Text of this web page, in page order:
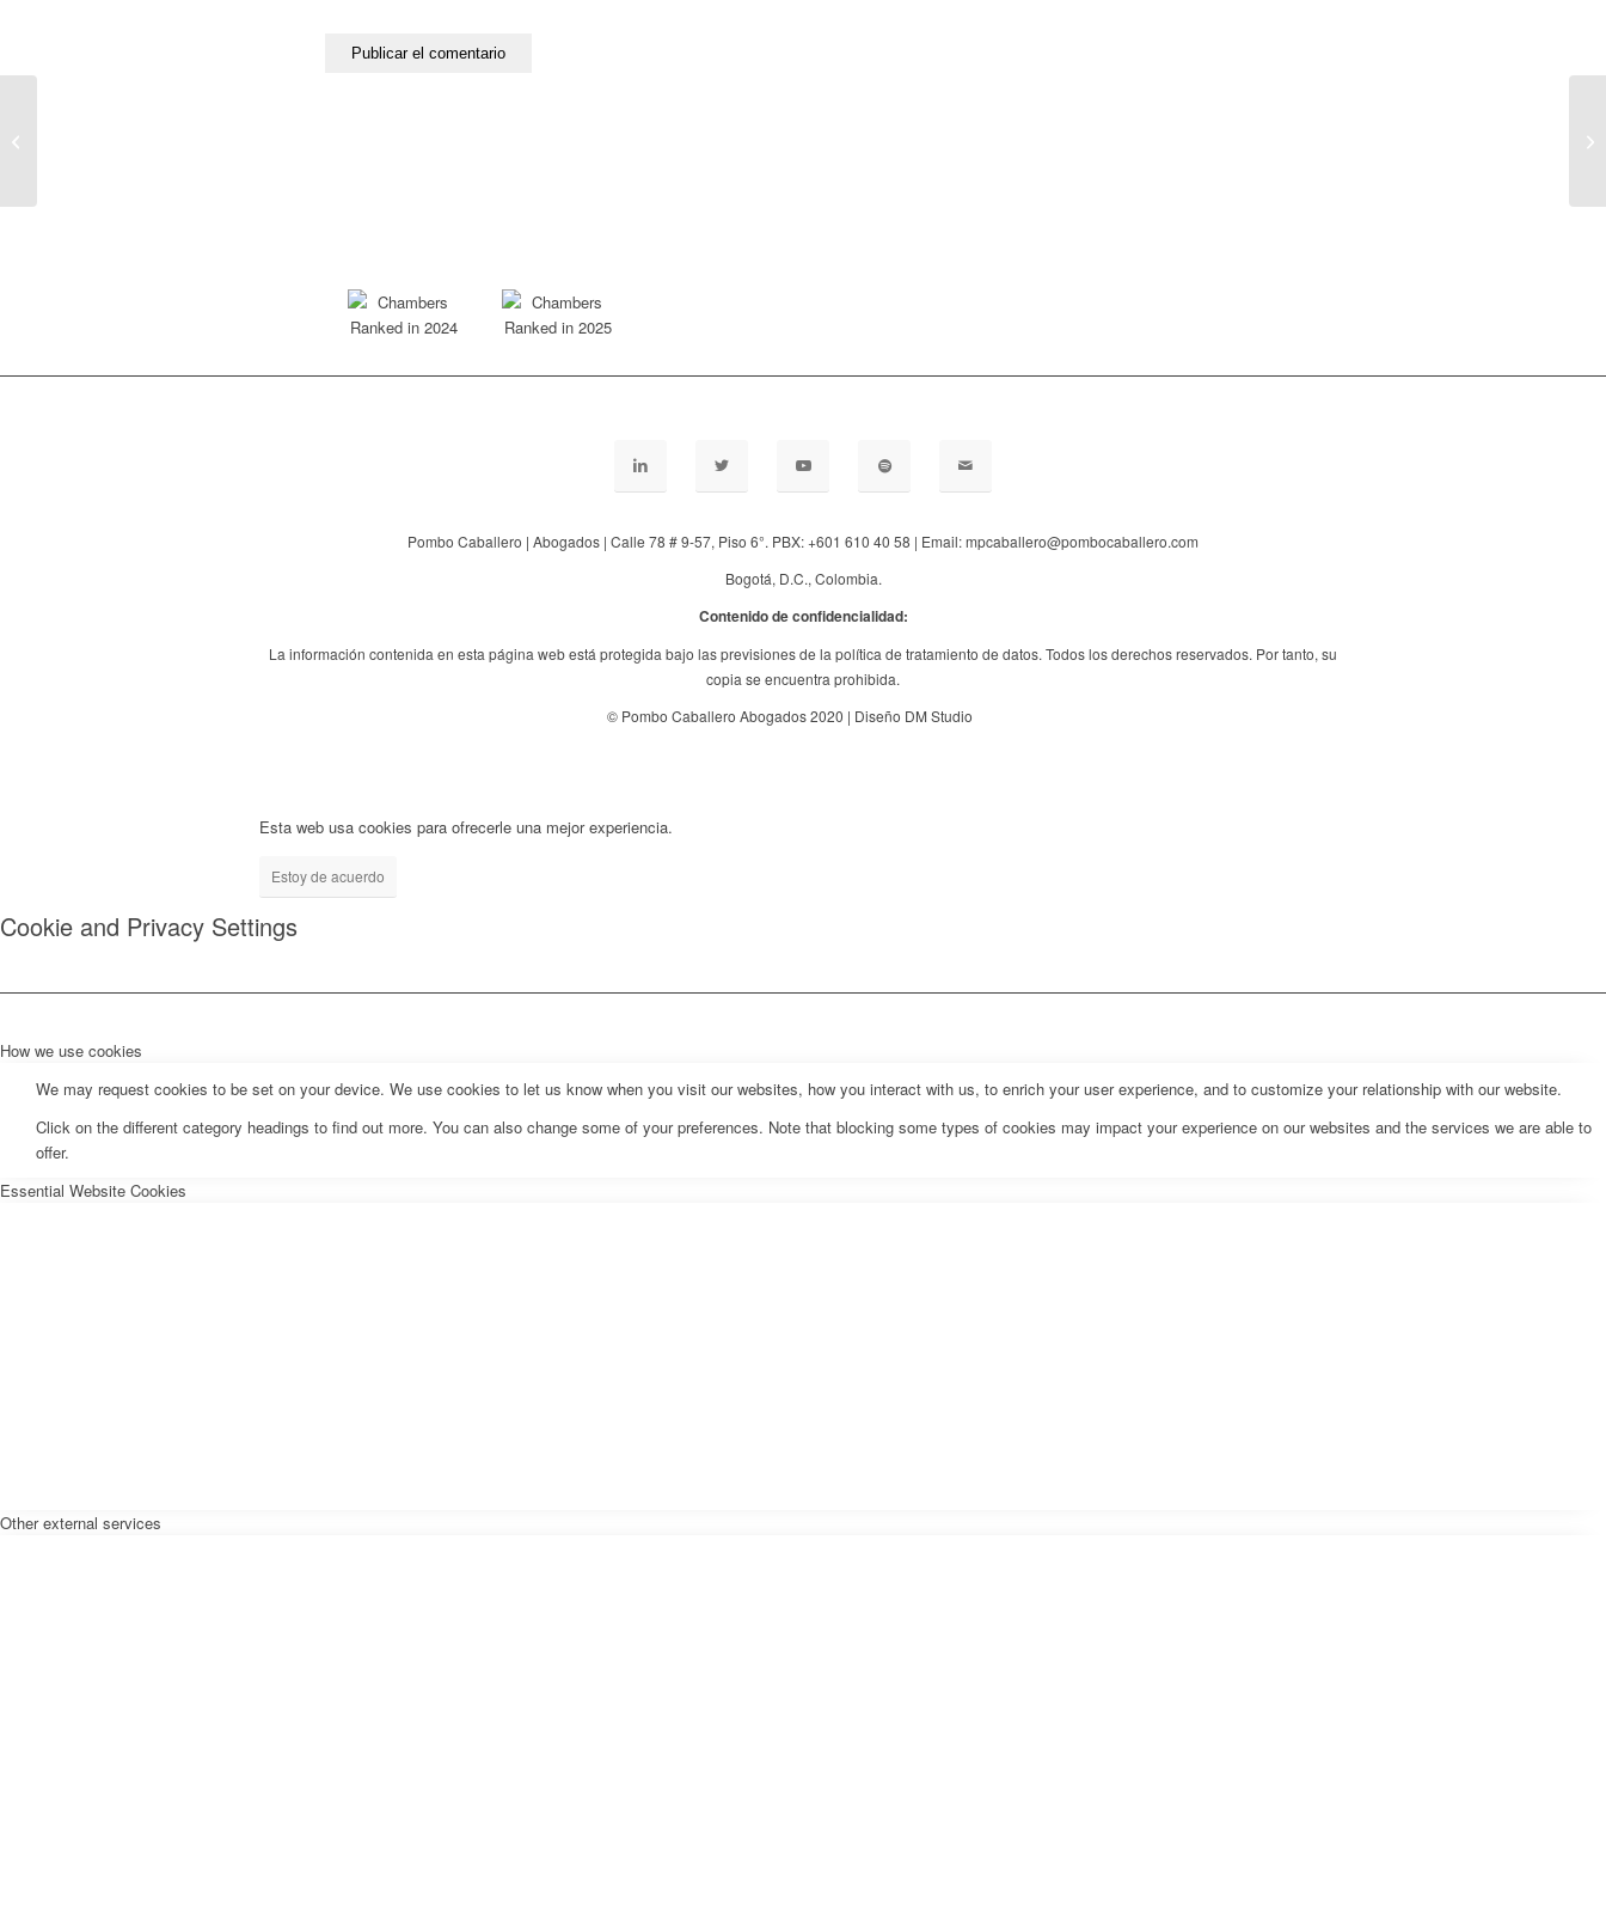
Pombo Caballero | Abogados | Calle 78 # 9-57, Piso 6°. PBX: +601 610 40 58 | Email: mpcaballero@pombocaballero.com
Bogotá, D.C., Colombia.
Contenido de confidencialidad:
La información contenida en esta página web está protegida bajo las previsiones de la política de tratamiento de datos. Todos los derechos reservados. Por tanto, su
copia se encuentra prohibida.
© Pombo Caballero Abogados 2020 | Diseño DM Studio
Esta web usa cookies para ofrecerle una mejor experiencia.
Estoy de acuerdo
Cookie and Privacy Settings
How we use cookies
We may request cookies to be set on your device. We use cookies to let us know when you visit our websites, how you interact with us, to enrich your user experience, and to customize your relationship with our website.
Click on the different category headings to find out more. You can also change some of your preferences. Note that blocking some types of cookies may impact your experience on our websites and the services we are able to
offer.
Essential Website Cookies
Other external services